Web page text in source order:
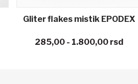
Gliter flakes mistik EPODEX
285,00 - 1.800,00 rsd